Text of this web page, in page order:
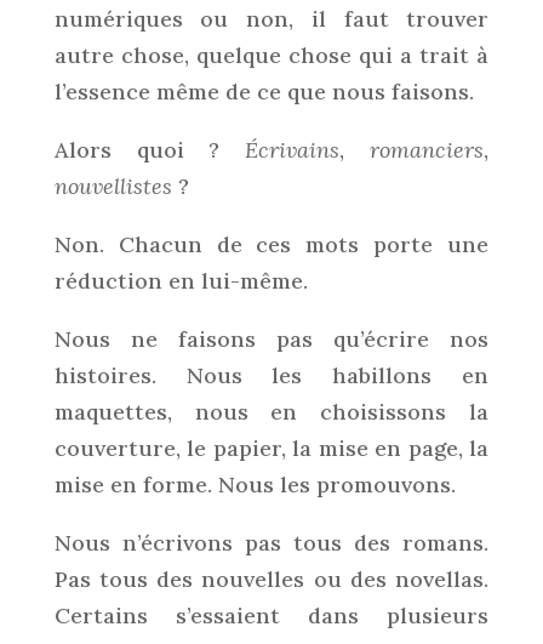
numériques ou non, il faut trouver
autre chose, quelque chose qui a trait à
l’essence même de ce que nous faisons.
Alors quoi ?Écrivains,romanciers,
nouvellistes ?
Non. Chacun de ces mots porte une
réduction en lui-même.
Nous ne faisons pas qu’écrire nos
histoires. Nous les habillons en
maquettes, nous en choisissons la
couverture, le papier, la mise en page, la
mise en forme. Nous les promouvons.
Nous n’écrivons pas tous des romans.
Pas tous des nouvelles ou des novellas.
Certains s’essaient dans plusieurs